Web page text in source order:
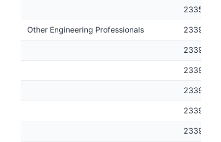
233513
Other Engineering Professionals 2339
233911
233912
233913
233914
233915